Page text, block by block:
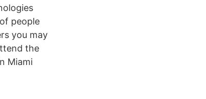
people
you may
the
Miami